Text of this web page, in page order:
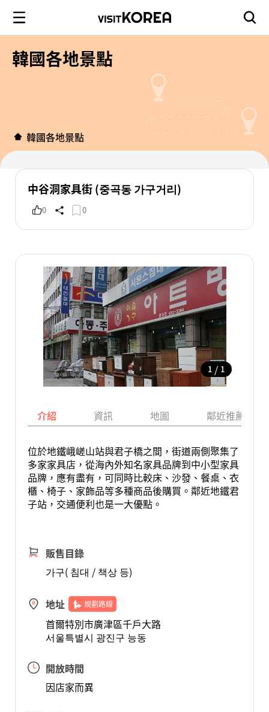
韓國各地景點
韓國各地景點
中谷洞家具街 (중곡동 가구거리)
0 0
1 / 1
介紹 資訊 地圖 鄰近推薦景點
位於地鐵峨嵯山站與君子橋之間，街道兩側聚集了
多家家具店，從海內外知名家具品牌到中小型家具
品牌，應有盡有，可同時比較床、沙發、餐桌、衣
櫃、椅子、家飾品等多種商品後購買。鄰近地鐵君
子站，交通便利也是一大優點。
販售目錄
가구( 침대 / 책상 등)
地址 規劃路線
首爾特別市廣津區千戶大路
서울특별시 광진구 능동
開放時間
因店家而異